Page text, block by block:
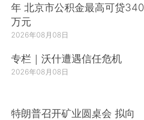
年 北京市公积金最高可贷340
万元
2026年08月08日
专栏｜沃什遭遇信任危机
2026年08月08日
特朗普召开矿业圆桌会 拟向